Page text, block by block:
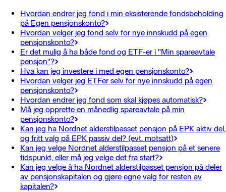
Hvordan endrer jeg fond i min eksisterende fondsbeholding
på Egen pensjonskonto?
Hvordan velger jeg fond selv for nye innskudd på egen
pensjonskonto?
Er det mulig å ha både fond og ETF-er i "Min spareavtale
pensjon"?
Hva kan jeg investere i med egen pensjonskonto?
Hvordan velger jeg ETFer selv for nye innskudd på egen
pensjonskonto?
Hvordan endrer jeg fond som skal kjøpes automatisk?
Må jeg opprette en månedlig spareavtale på min
pensjonskonto?
Kan jeg ha Nordnet alderstilpasset pensjon på EPK aktiv del,
og fritt valg på EPK passiv del? (evt. motsatt)
Kan jeg velge Nordnet alderstilpasset pensjon på et senere
tidspunkt, eller må jeg velge det fra start?
Kan jeg velge å ha Nordnet alderstilpasset pensjon på deler
av pensjonskapitalen og gjøre egne valg for resten av
kapitalen?